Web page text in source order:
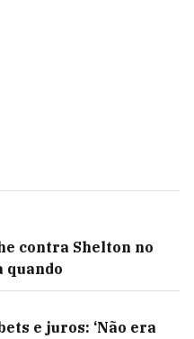
contra Shelton no
quando
e juros: ‘Não era